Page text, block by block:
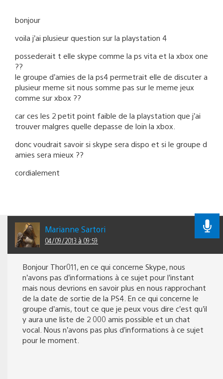
bonjour
voila j’ai plusieur question sur la playstation 4
possederait t elle skype comme la ps vita et la xbox one
??
le groupe d’amies de la ps4 permetrait elle de discuter a
plusieur meme sit nous somme pas sur le meme jeux
comme sur xbox ??
car ces les 2 petit point faible de la playstation que j’ai
trouver malgres quelle depasse de loin la xbox.
donc voudrait savoir si skype sera dispo et si le groupe d
amies sera mieux ??
cordialement
Marianne Sartori
04/09/2013 à 09:59
Bonjour Thor011, en ce qui concerne Skype, nous
n’avons pas d’informations à ce sujet pour l’instant
mais nous devrions en savoir plus en nous rapprochant
de la date de sortie de la PS4. En ce qui concerne le
groupe d’amis, tout ce que je peux vous dire c’est qu’il
y aura une liste de 2 000 amis possible et un chat
vocal. Nous n’avons pas plus d’informations à ce sujet
pour le moment.